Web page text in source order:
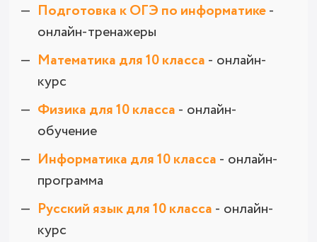
Подготовка к ОГЭ по информатике-
онлайн-тренажеры
Математика для 10 класса - онлайн-
курс
Физика для 10 класса - онлайн-
обучение
Информатика для 10 класса - онлайн-
программа
Русский язык для 10 класса - онлайн-
курс